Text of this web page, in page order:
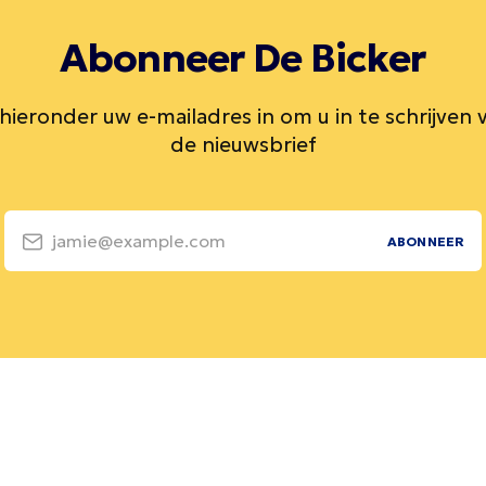
Abonneer De Bicker
uw e-mailadres in om u in te schrijven
de nieuwsbrief
jamie@example.com ABONNEER